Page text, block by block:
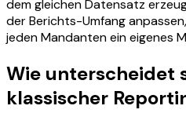
dem gleichen Datensatz
der Berichts-Umfang
jeden Mandanten ein eigenes
Wie unterscheidet
klassischer